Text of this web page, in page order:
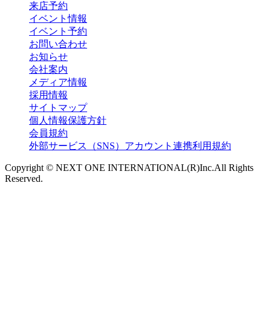
来店予約
イベント情報
イベント予約
お問い合わせ
お知らせ
会社案内
メディア情報
採用情報
サイトマップ
個人情報保護方針
会員規約
外部サービス（SNS）アカウント連携利用規約
Copyright © NEXT ONE INTERNATIONAL(R)Inc.All Rights
Reserved.